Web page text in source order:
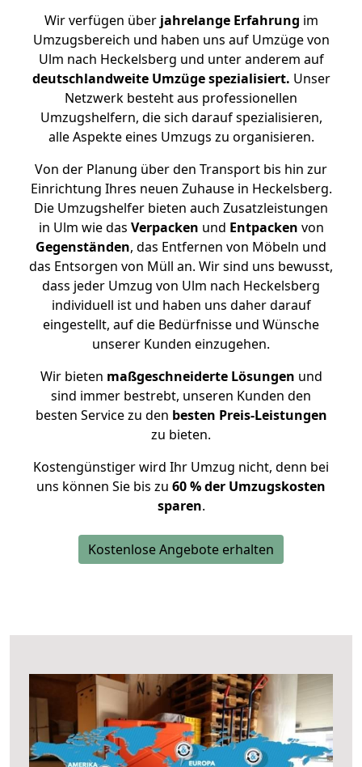
Wir verfügen überjahrelange Erfahrung im
Umzugsbereich und haben uns auf Umzüge von
Ulm nach Heckelsberg und unter anderem auf
deutschlandweite Umzüge spezialisiert. Unser
Netzwerk besteht aus professionellen
Umzugshelfern, die sich darauf spezialisieren,
alle Aspekte eines Umzugs zu organisieren.
Von der Planung über den Transport bis hin zur
Einrichtung Ihres neuen Zuhause in Heckelsberg.
Die Umzugshelfer bieten auch Zusatzleistungen
in Ulm wie das Verpacken und Entpacken von
Gegenständen, das Entfernen von Möbeln und
das Entsorgen von Müll an. Wir sind uns bewusst,
dass jeder Umzug von Ulm nach Heckelsberg
individuell ist und haben uns daher darauf
eingestellt, auf die Bedürfnisse und Wünsche
unserer Kunden einzugehen.
Wir bieten maßgeschneiderte Lösungen und
sind immer bestrebt, unseren Kunden den
besten Service zu den besten Preis-Leistungen
zu bieten.
Kostengünstiger wird Ihr Umzug nicht, denn bei
uns können Sie bis zu 60 % der Umzugskosten
sparen.
Kostenlose Angebote erhalten